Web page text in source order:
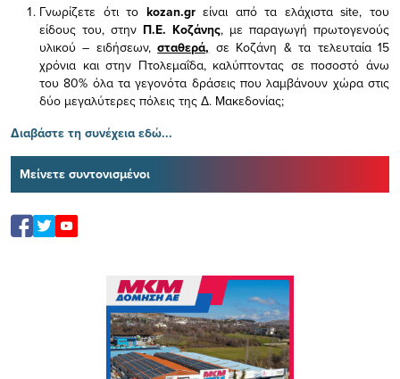
Γνωρίζετε ότι το kozan.gr είναι από τα ελάχισταsite, του
είδους του, στην Π.Ε. Κοζάνης, με παραγωγή πρωτογενούς
υλικού – ειδήσεων,σταθερά, σε Κοζάνη & τα τελευταία 15
χρόνια και στην Πτολεμαΐδα, καλύπτοντας σε ποσοστό άνω
του 80% όλα τα γεγονότα δράσεις που λαμβάνουν χώρα στις
δύο μεγαλύτερες πόλεις της Δ. Μακεδονίας;
Διαβάστε τη συνέχεια εδώ...
Μείνετε συντονισμένοι